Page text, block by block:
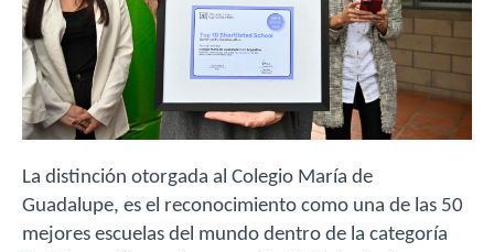
La distinción otorgada al Colegio María de
Guadalupe, es el reconocimiento como una de las 50
mejores escuelas del mundo dentro de la categoría